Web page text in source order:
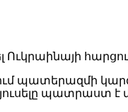
պատերազմի
պատրաստ է